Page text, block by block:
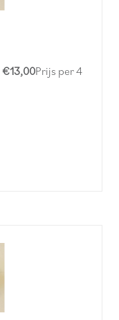
€13,00Prijs per 4